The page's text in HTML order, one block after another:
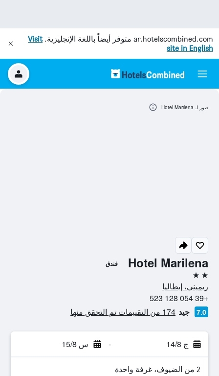
ar.hotelscombined.com متوفر أيضاً باللغة الإنجليزية.Visit
site in English
Hotel Marilena فندق
2 نجمتين
ريميني، إيطاليا
+39 054 128 523
7.0 جيد 174 من التقييمات تم التحقق منها
ج 14/8 - س 15/8
2 من الضيوف، غرفة واحدة
صور لـ Hotel Marilena